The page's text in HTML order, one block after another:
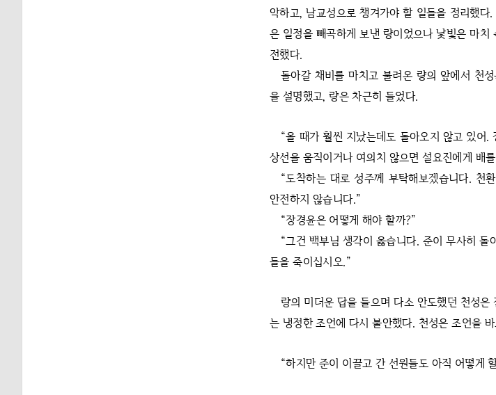
악하고, 남교성으로 챙겨가야 할 일들을 정리했
은 일정을 빼곡하게 보낸 량이었으나 낯빛은 마
전했다.
돌아갈 채비를 마치고 불려온 량의 앞에서 천
을 설명했고, 량은 차근히 들었다.
“올 때가 훨씬 지났는데도 돌아오지 않고 있어
상선을 움직이거나 여의치 않으면 설요진에게 배
“도착하는 대로 성주께 부탁해보겠습니다. 천
안전하지 않습니다.”
“장경윤은 어떻게 해야 할까?”
“그건 백부님 생각이 옳습니다. 준이 무사히
들을 죽이십시오.”
량의 미더운 답을 들으며 다소 안도했던 천성
는 냉정한 조언에 다시 불안했다. 천성은 조언을
“하지만 준이 이끌고 간 선원들도 아직 어떻게